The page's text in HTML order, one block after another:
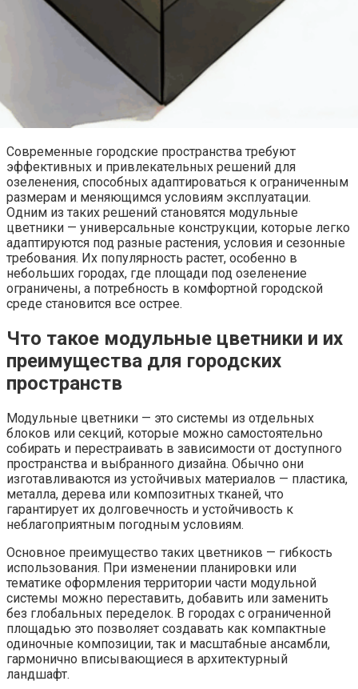
Современные городские пространства требуют
эффективных и привлекательных решений для
озеленения, способных адаптироваться к ограниченным
размерам и меняющимся условиям эксплуатации.
Одним из таких решений становятся модульные
цветники — универсальные конструкции, которые легко
адаптируются под разные растения, условия и сезонные
требования. Их популярность растет, особенно в
небольших городах, где площади под озеленение
ограничены, а потребность в комфортной городской
среде становится все острее.
Что такое модульные цветники и их
преимущества для городских
пространств
Модульные цветники — это системы из отдельных
блоков или секций, которые можно самостоятельно
собирать и перестраивать в зависимости от доступного
пространства и выбранного дизайна. Обычно они
изготавливаются из устойчивых материалов — пластика,
металла, дерева или композитных тканей, что
гарантирует их долговечность и устойчивость к
неблагоприятным погодным условиям.
Основное преимущество таких цветников — гибкость
использования. При изменении планировки или
тематике оформления территории части модульной
системы можно переставить, добавить или заменить
без глобальных переделок. В городах с ограниченной
площадью это позволяет создавать как компактные
одиночные композиции, так и масштабные ансамбли,
гармонично вписывающиеся в архитектурный
ландшафт.